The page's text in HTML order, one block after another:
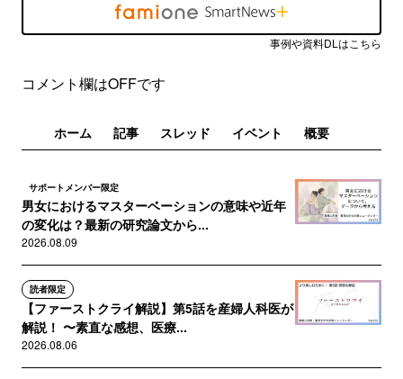
事例や資料DLはこちら
コメント欄はOFFです
ホーム 記事 スレッド イベント 概要
サポートメンバー限定
男女におけるマスターベーションの意味や近年
の変化は？最新の研究論文から...
2026.08.09
読者限定
【ファーストクライ解説】第5話を産婦人科医が
解説！ 〜素直な感想、医療...
2026.08.06